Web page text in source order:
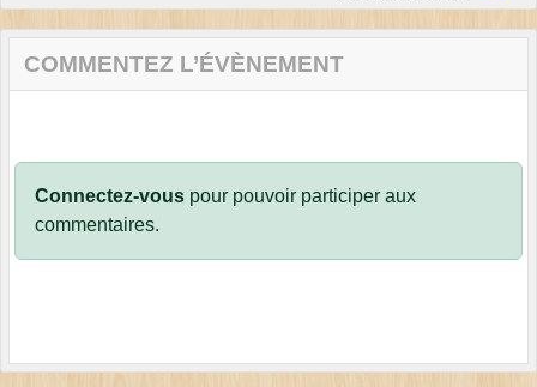
COMMENTEZ L’ÉVÈNEMENT
Connectez-vous pour pouvoir participer aux
commentaires.